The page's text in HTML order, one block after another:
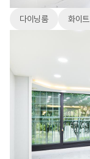
다이닝룸 화이트